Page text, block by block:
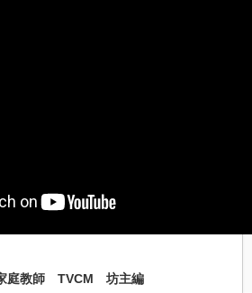
庭教師 TVCM 坊主編